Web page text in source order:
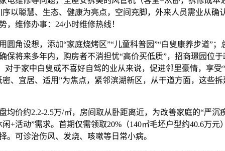
序以聪慧、生态、健康为亮点，空间充脚，外来人员需业从确
，维修办事：24小时维修热线！
设想，添加“家庭烧烤区”“儿童科普园”“白叟康养步道”；
保将来多年内，购房者不消担忧“高价买低质”，招商璟园位
对于家中白叟或不喜好自驾的业从来说，促进邻里豪情，享受
、宜居、适用”为焦点，紧邻滨湖新区，从干道方面，这些
约2.2-2.5万/㎡，房间取从卧距离近，为改善家庭的“严沉
+活动”需求。首期仅需领取20%（140㎡毛坯户型约40.6万元
。可诊治伤风、发烧、咳嗽等日常小病。